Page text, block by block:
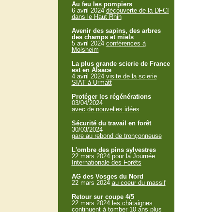
Au feu les pompiers
6 avril 2024 découverte de la DFCI
dans le Haut Rhin
Avenir des sapins, des arbres
des champs et miels
5 avril 2024 conférences à
Molsheim
La plus grande scierie de France
est en Alsace
4 avril 2024 visite de la scierie
SIAT à Urmatt
Protéger les régénérations
03/04/2024
avec de nouvelles idées
Sécurité du travail en forêt
30/03/2024
gare au rebond de tronçonneuse
L'ombre des pins sylvestres
22 mars 2024 pour la Journée
Internationale des Forêts
AG des Vosges du Nord
22 mars 2024 au coeur du massif
Retour sur coupe 4/5
22 mars 2024 les châtaignes
continuent à tomber 10 ans plus